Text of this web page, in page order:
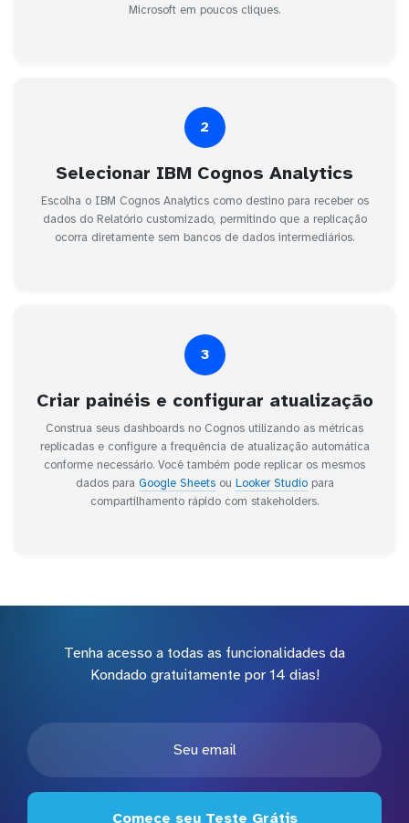
Microsoft em poucos cliques.
2
Selecionar IBM Cognos Analytics
Escolha o IBM Cognos Analytics como destino para receber os
dados do Relatório customizado, permitindo que a replicação
ocorra diretamente sem bancos de dados intermediários.
3
Criar painéis e configurar atualização
Construa seus dashboards no Cognos utilizando as métricas
replicadas e configure a frequência de atualização automática
conforme necessário. Você também pode replicar os mesmos
dados para Google Sheetsou Looker Studiopara
compartilhamento rápido com stakeholders.
Tenha acesso a todas as funcionalidades da
Kondado gratuitamente por 14 dias!
Comece seu Teste Grátis